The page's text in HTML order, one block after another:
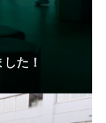
た！